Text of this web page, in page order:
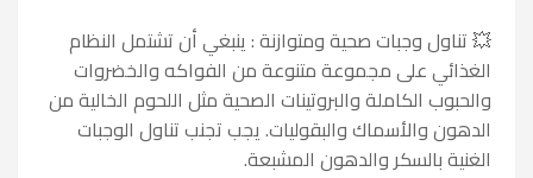
💥تناول وجبات صحية ومتوازنة : ينبغي أن تشتمل النظام
الغذائي على مجموعة متنوعة من الفواكه والخضروات
والحبوب الكاملة والبروتينات الصحية مثل اللحوم الخالية من
الدهون والأسماك والبقوليات. يجب تجنب تناول الوجبات
الغنية بالسكر والدهون المشبعة.